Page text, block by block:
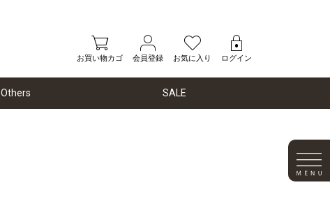
お買い物カゴ 会員登録 お気に入り ログイン
Others SALE